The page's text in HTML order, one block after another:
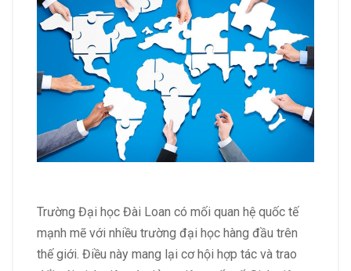
Trường Đại học Đài Loan có mối quan hệ quốc tế
mạnh mẽ với nhiều trường đại học hàng đầu trên
thế giới. Điều này mang lại cơ hội hợp tác và trao